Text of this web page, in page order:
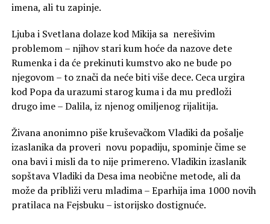
imena, ali tu zapinje.
Ljuba i Svetlana dolaze kod Mikija sa nerešivim
problemom – njihov stari kum hoće da nazove dete
Rumenka i da će prekinuti kumstvo ako ne bude po
njegovom – to znači da neće biti više dece. Ceca urgira
kod Popa da urazumi starog kuma i da mu predloži
drugo ime – Dalila, iz njenog omiljenog rijalitija.
Živana anonimno piše kruševačkom Vladiki da pošalje
izaslanika da proveri novu popadiju, spominje čime se
ona bavi i misli da to nije primereno. Vladikin izaslanik
sopštava Vladiki da Desa ima neobične metode, ali da
može da približi veru mladima – Eparhija ima 1000 novih
pratilaca na Fejsbuku – istorijsko dostignuće.